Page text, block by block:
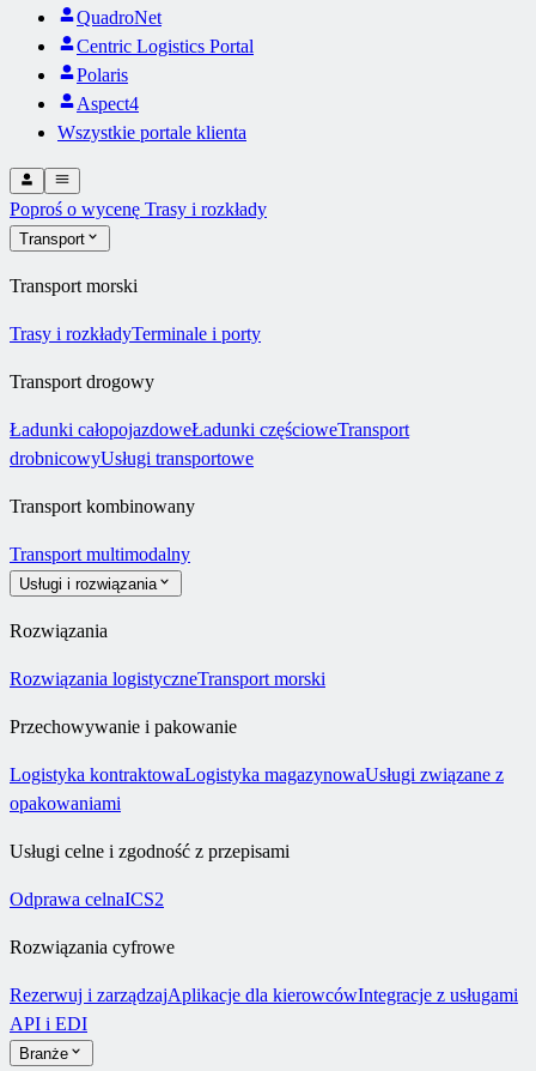
QuadroNet
Centric Logistics Portal
Polaris
Aspect4
Wszystkie portale klienta
Poproś o wycenę Trasy i rozkłady
Transport
Transport morski
Trasy i rozkładyTerminale i porty
Transport drogowy
Ładunki całopojazdoweŁadunki częścioweTransport
drobnicowyUsługi transportowe
Transport kombinowany
Transport multimodalny
Usługi i rozwiązania
Rozwiązania
Rozwiązania logistyczneTransport morski
Przechowywanie i pakowanie
Logistyka kontraktowaLogistyka magazynowaUsługi związane z
opakowaniami
Usługi celne i zgodność z przepisami
Odprawa celnaICS2
Rozwiązania cyfrowe
Rezerwuj i zarządzajAplikacje dla kierowcówIntegracje z usługami
API i EDI
Branże